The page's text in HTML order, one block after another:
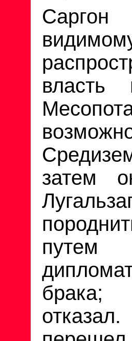
затем
путем
брака;